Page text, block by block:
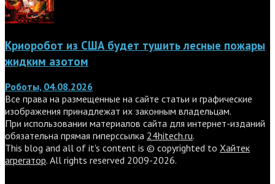
Криоробот из США будет тушить лесные пожары
жидким азотом
Роботы, 04.08.2026
Все права на размещенные на сайте статьи и графические
изображения принадлежат их законным владельцам.
При использовании материалов сайта для интернет-изданий
обязательна прямая гиперссылка 24hitech.ru.
This blog and all of it's content is © copyrighted to Хайтек
агрегатор. All rights reserved 2009-2026.